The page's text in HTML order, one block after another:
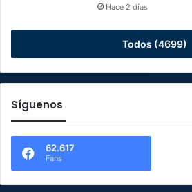
Hace 2 días
Todos (4699)
Síguenos
62.617
Fans